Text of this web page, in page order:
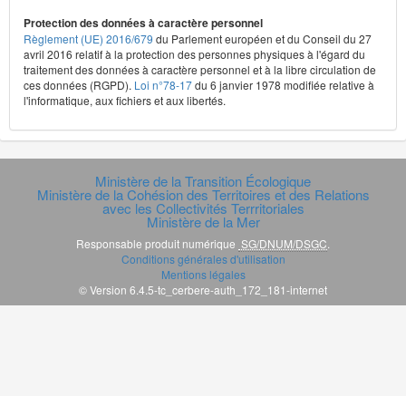
Protection des données à caractère personnel
Règlement (UE) 2016/679 du Parlement européen et du Conseil du 27
avril 2016 relatif à la protection des personnes physiques à l'égard du
traitement des données à caractère personnel et à la libre circulation de
ces données (RGPD). Loi n°78-17du 6 janvier 1978 modifiée relative à
l'informatique, aux fichiers et aux libertés.
Ministère de la Transition Écologique
Ministère de la Cohésion des Territoires et des Relations
avec les Collectivités Terrritoriales
Ministère de la Mer
Responsable produit numérique SG/DNUM/DSGC
Conditions générales d'utilisation
Mentions légales
© Version 6.4.5-tc_cerbere-auth_172_181-internet